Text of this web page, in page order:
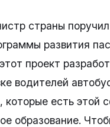
страны
развития
проект
водителей
которые есть этой
образование.